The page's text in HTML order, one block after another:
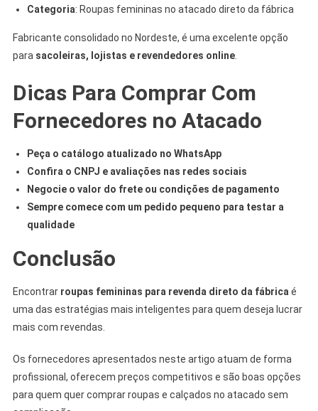
Categoria: Roupas femininas no atacado direto da fábrica
Fabricante consolidado no Nordeste, é uma excelente opção
para sacoleiras, lojistas e revendedores online.
Dicas Para Comprar Com
Fornecedores no Atacado
Peça o catálogo atualizado no WhatsApp
Confira o CNPJ e avaliações nas redes sociais
Negocie o valor do frete ou condições de pagamento
Sempre comece com um pedido pequeno para testar a
qualidade
Conclusão
Encontrar roupas femininas para revenda direto da fábrica é
uma das estratégias mais inteligentes para quem deseja lucrar
mais com revendas.
Os fornecedores apresentados neste artigo atuam de forma
profissional, oferecem preços competitivos e são boas opções
para quem quer comprar roupas e calçados no atacado sem